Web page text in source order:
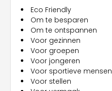
Eco Friendly
Om te besparen
Om te ontspannen
Voor gezinnen
Voor groepen
Voor jongeren
Voor sportieve mensen
Voor stellen